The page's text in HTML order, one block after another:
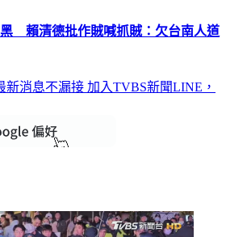
賴清德批作賊喊抓賊：欠台南人道
新消息不漏接 加入TVBS新聞LINE，